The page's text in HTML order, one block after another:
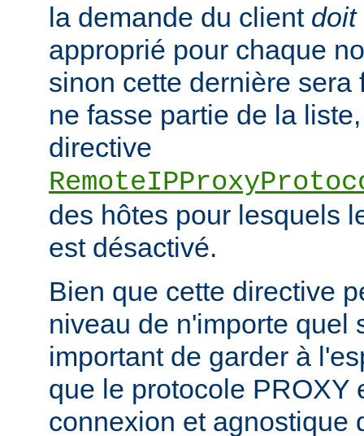
la demande du client doit
approprié pour chaque
sinon cette dernière sera
ne fasse partie de la
directive
des hôtes pour lesquels
est désactivé.
Bien que cette directive
niveau de n'importe quel
important de garder à
que le protocole PROXY
connexion et agnostique